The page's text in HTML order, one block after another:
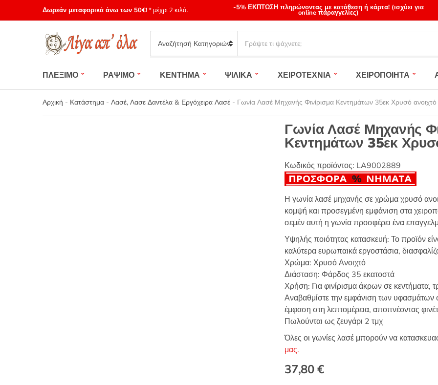
Δωρεάν μεταφορικά άνω των 50€!* μέχρι 2 κιλά. -5% ΕΚΠΤΩΣΗ πληρώνοντας με κατάθεση ή κάρτα! (ισχύει για
online παραγγελίες)
Category
name
a
c
h
p
ΠΛΕΞΙΜΟ ΡΑΨΙΜΟ ΚΕΝΤΗΜΑ ΨΙΛΙΚΑ ΧΕΙΡΟΤΕΧΝΙΑ ΧΕΙΡΟΠΟΙΗΤΑ
Αρχική - Κατάστημα - Λασέ, Λασε Δαντέλα & Εργόχειρα Λασέ - Γωνία Λασέ Μηχανής Φινίρισμα Κεντημάτων 35εκ Χρυσό
Γωνία Λασέ Μηχανής
Κεντημάτων 35εκ
Κωδικός προϊόντος: LA9002889
Η γωνία λασέ μηχανής σε χρώμα χρυσό
κομψή και προσεγμένη εμφάνιση στα
σεμέν αυτή η γωνία προσφέρει ένα
Υψηλής ποιότητας κατασκευή: Το προϊόν
καλύτερα ευρωπαικά εργοστάσια,
Χρώμα: Χρυσό Ανοιχτό
Διάσταση: Φάρδος 35 εκατοστά
Χρήση: Για φινίρισμα άκρων σε κεντήματα,
Αναβαθμίστε την εμφάνιση των υφασμάτων
έμφαση στη λεπτομέρεια, αποπνέοντας
Πωλούνται ως ζευγάρι 2 τμχ
Όλες οι γωνίες λασέ μπορούν να
μας.
37,80€